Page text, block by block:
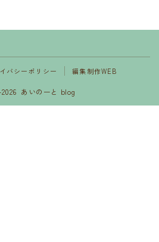
バシーポリシー 編集制作WEB
あいのーと blog